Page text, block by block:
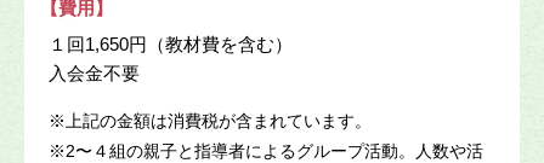
【費用】
１回1,650円（教材費を含む）
入会金不要
※上記の金額は消費税が含まれています。
※2〜４組の親子と指導者によるグループ活動。人数や活